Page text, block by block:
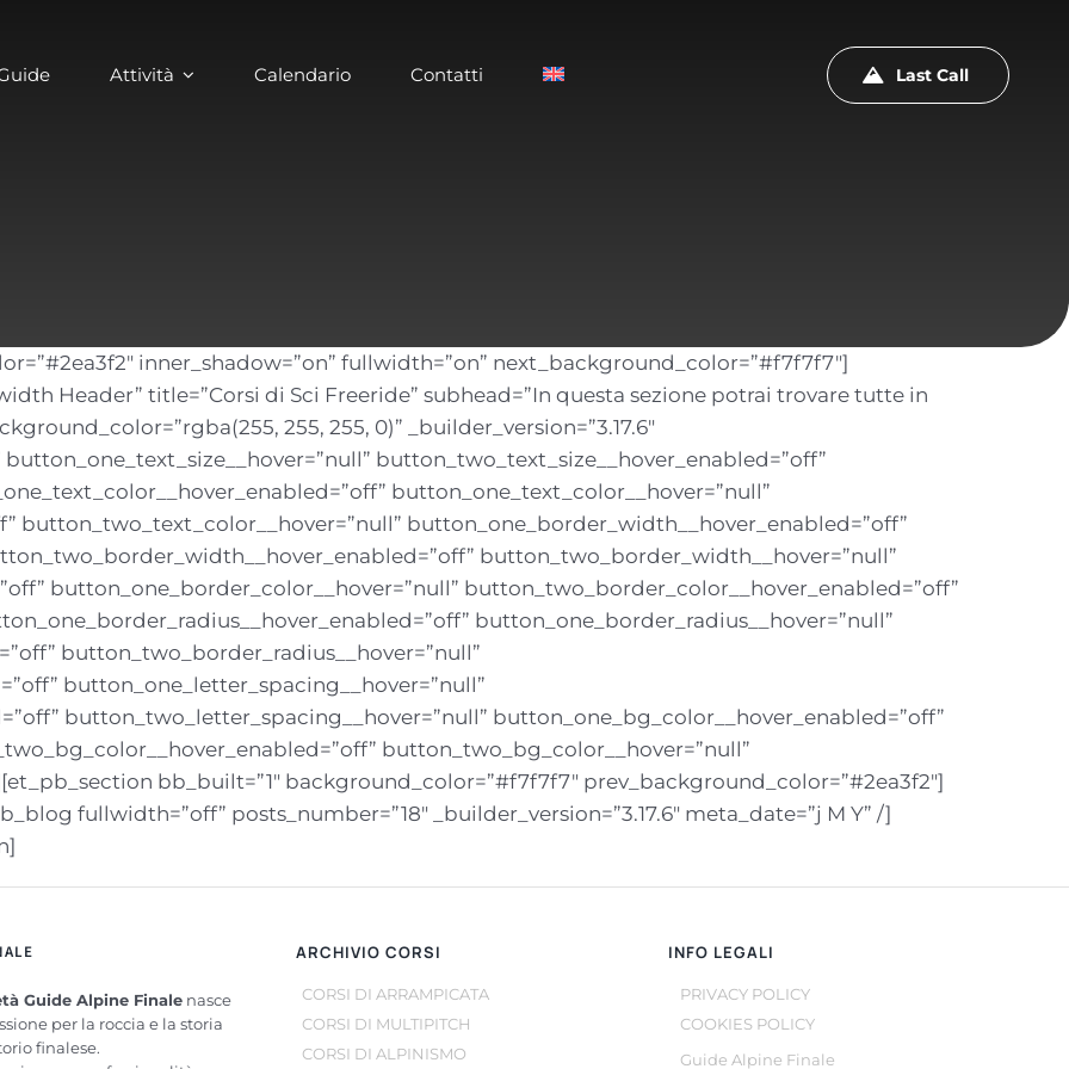
Attività Calendario Contatti Last Call
inner_shadow=”on” fullwidth=”on” next_background_color=”#f7f7f7″]
Header” title=”Corsi di Sci Freeride” subhead=”In questa sezione potrai trovare tutte in
255, 255, 0)” _builder_version=”3.17.6″
button_two_text_size__hover_enabled=”off”
button_one_text_color__hover=”null”
button_two_text_color__hover=”null” button_one_border_width__hover_enabled=”off”
button_two_border_width__hover=”null”
button_one_border_color__hover=”null” button_two_border_color__hover_enabled=”off”
button_one_border_radius__hover=”null”
button_two_border_radius__hover=”null”
button_one_letter_spacing__hover=”null”
button_two_letter_spacing__hover=”null” button_one_bg_color__hover_enabled=”off”
button_two_bg_color__hover=”null”
bb_built=”1″ background_color=”#f7f7f7″ prev_background_color=”#2ea3f2″]
fullwidth=”off” posts_number=”18″ _builder_version=”3.17.6″ meta_date=”j M Y” /]
Guide Alpine Finalenasce
per la roccia e la storia
finalese.
ARCHIVIO CORSI
CORSI DI ARRAMPICATA
CORSI DI MULTIPITCH
CORSI DI ALPINISMO
INFO LEGALI
PRIVACY POLICY
COOKIES POLICY
Guide Alpine Finale